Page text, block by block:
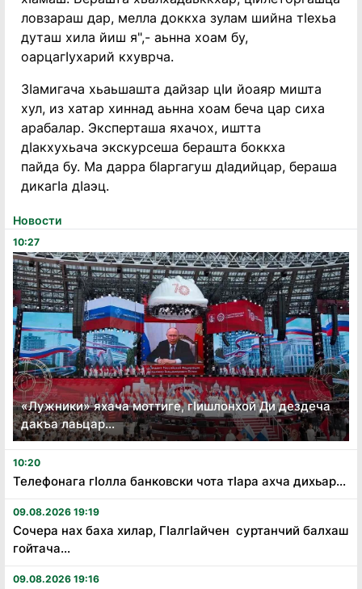
Новости
10:27
«Лужники» яхача моттиге, гӏишлонхой Ди дездеча
дакъа лаьцар...
10:20
Телефонага гӏолла банковски чота тӏара ахча дихьар...
09.08.2026 19:19
Сочера нах баха хилар, Гӏалгӏайчен суртанчий балхаш
гойтача...
09.08.2026 19:16
ловзараш дар, мелла доккха зулам шийна тIехьа
дуташ хила йиш я",- аьнна хоам бу,
оарцагIухарий кхуврча.
ЗIамигача хьаьшашта дайзар цIи йоаяр мишта
хул, из хатар хиннад аьнна хоам беча цар сиха
арабалар. Эксперташа яхачох, иштта
дIакхухьача экскурсеша берашта боккха
пайда бу. Ма дарра бIаргагуш дIадийцар, бераша
дикагIа дIаэц.